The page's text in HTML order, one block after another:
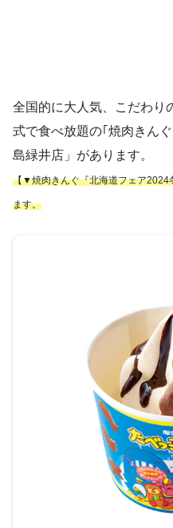
全国的に大人気、こだわり
式で食べ放題の｢焼肉きん
島緑井店」があります。
【▼焼肉きんぐ『北海道フェア2024
ます。